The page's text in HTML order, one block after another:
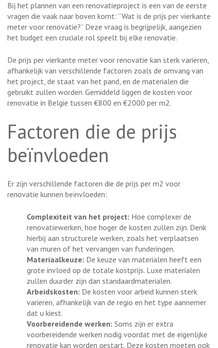
Bij het plannen van een renovatieproject is een van de eerste
vragen die vaak naar boven komt: “Wat is de prijs per vierkante
meter voor renovatie?” Deze vraag is begrijpelijk, aangezien
het budget een cruciale rol speelt bij elke renovatie.
De prijs per vierkante meter voor renovatie kan sterk variëren,
afhankelijk van verschillende factoren zoals de omvang van
het project, de staat van het pand, en de materialen die
gebruikt zullen worden. Gemiddeld liggen de kosten voor
renovatie in België tussen €800 en €2000 per m2.
Factoren die de prijs
beïnvloeden
Er zijn verschillende factoren die de prijs per m2 voor
renovatie kunnen beïnvloeden:
Complexiteit van het project: Hoe complexer de
renovatiewerken, hoe hoger de kosten zullen zijn. Denk
hierbij aan structurele werken, zoals het verplaatsen
van muren of het vervangen van funderingen.
Materiaalkeuze: De keuze van materialen heeft een
grote invloed op de totale kostprijs. Luxe materialen
zullen duurder zijn dan standaardmaterialen.
Arbeidskosten: De kosten voor arbeid kunnen sterk
variëren, afhankelijk van de regio en het type aannemer
dat u kiest.
Voorbereidende werken: Soms zijn er extra
voorbereidende werken nodig voordat met de eigenlijke
renovatie kan worden gestart. Deze kosten moeten ook